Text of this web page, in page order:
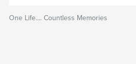
One Life.... Countless Memories